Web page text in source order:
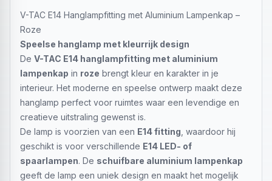
V-TAC E14 Hanglampfitting met Aluminium Lampenkap –
Roze
Speelse hanglamp met kleurrijk design
De V-TAC E14 hanglampfitting met aluminium
lampenkap in roze brengt kleur en karakter in je
interieur. Het moderne en speelse ontwerp maakt deze
hanglamp perfect voor ruimtes waar een levendige en
creatieve uitstraling gewenst is.
De lamp is voorzien van een E14 fitting , waardoor hij
geschikt is voor verschillende E14 LED- of
spaarlampen. De schuifbare aluminium lampenkap
geeft de lamp een uniek design en maakt het mogelijk